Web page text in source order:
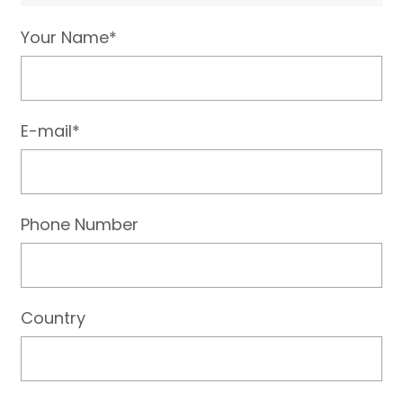
Your Name*
E-mail*
Phone Number
Country